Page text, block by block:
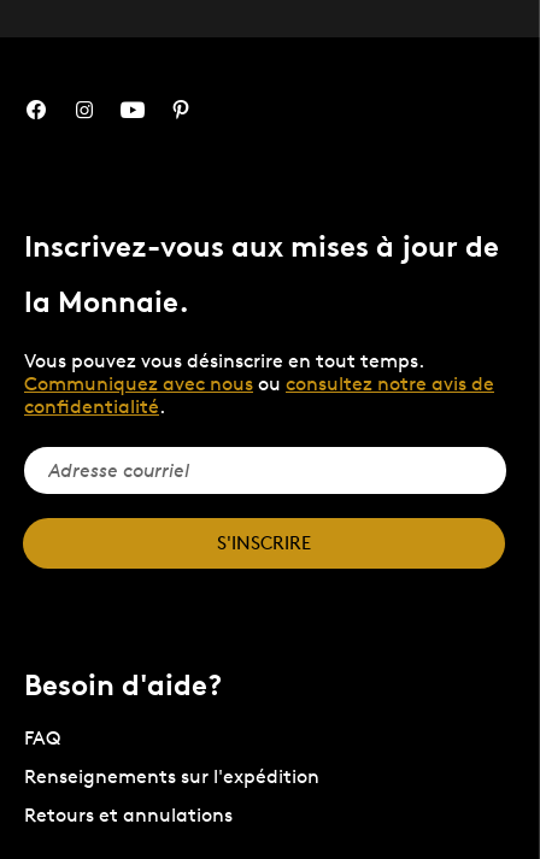
Inscrivez-vous aux mises à jour de
la Monnaie.
Vous pouvez vous désinscrire en tout temps.
Communiquez avec nous ou consultez notre avis de
confidentialité.
S'INSCRIRE
Besoin d'aide?
FAQ
Renseignements sur l'expédition
Retours et annulations